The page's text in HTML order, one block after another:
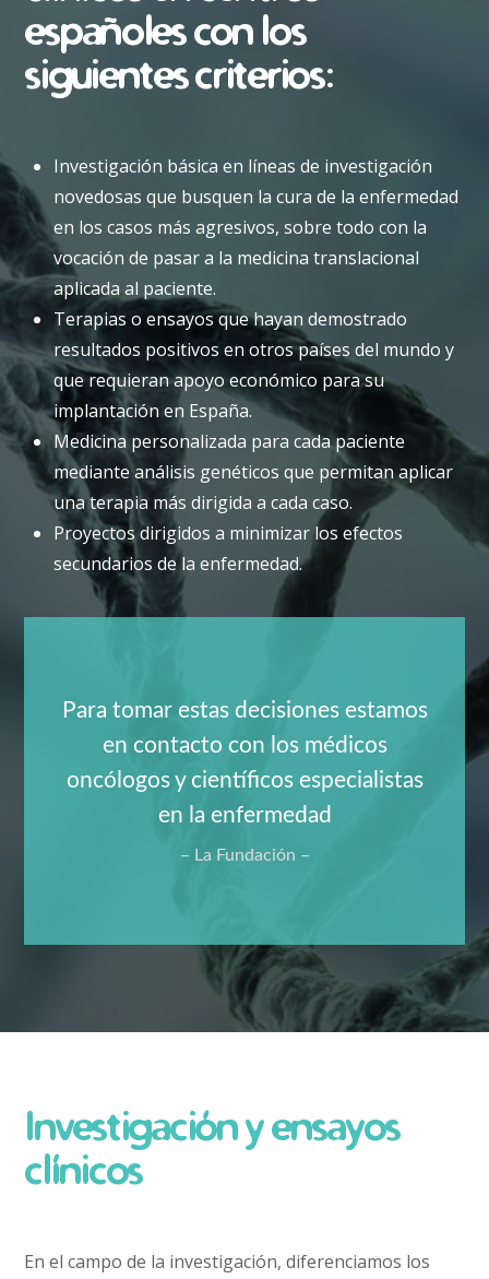
españoles con los
siguientes criterios:
Investigación básica en líneas de investigación
novedosas que busquen la cura de la enfermedad
en los casos más agresivos, sobre todo con la
vocación de pasar a la medicina translacional
aplicada al paciente.
Terapias o ensayos que hayan demostrado
resultados positivos en otros países del mundo y
que requieran apoyo económico para su
implantación en España.
Medicina personalizada para cada paciente
mediante análisis genéticos que permitan aplicar
una terapia más dirigida a cada caso.
Proyectos dirigidos a minimizar los efectos
secundarios de la enfermedad.
Para tomar estas decisiones estamos
en contacto con los médicos
oncólogos y científicos especialistas
en la enfermedad
La Fundación –
Investigación y ensayos
clínicos
En el campo de la investigación, diferenciamos los